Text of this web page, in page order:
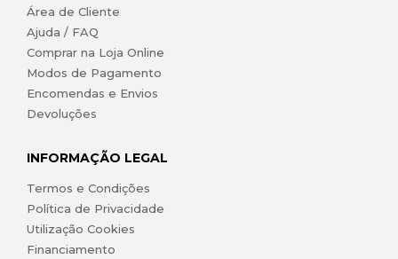
Área de Cliente
Ajuda / FAQ
Comprar na Loja Online
Modos de Pagamento
Encomendas e Envios
Devoluções
INFORMAÇÃO LEGAL
Termos e Condições
Política de Privacidade
Utilização Cookies
Financiamento